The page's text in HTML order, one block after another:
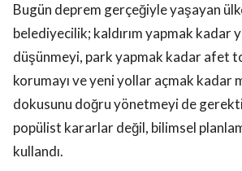
Bugün deprem gerçeğiyle yaşayan
belediyecilik; kaldırım yapmak kadar
düşünmeyi, park yapmak kadar afet
korumayı ve yeni yollar açmak kadar
dokusunu doğru yönetmeyi de
popülist kararlar değil, bilimsel
kullandı.